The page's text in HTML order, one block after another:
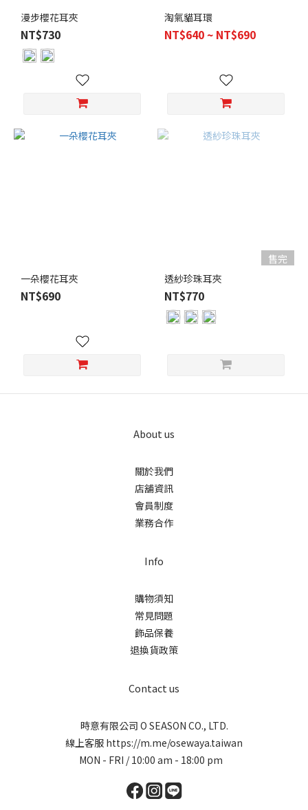
漫步櫻花耳夾
NT$730
淘氣貓耳環
NT$640 ~ NT$690
一朵櫻花耳夾
NT$690
售完
透紗珍珠耳夾
NT$770
About us
關於我們
店舖資訊
會員制度
業務合作
Info
購物須知
常見問題
飾品保養
退換貨政策
Contact us
時意有限公司 O SEASON CO., LTD.
線上客服 https://m.me/osewaya.taiwan
MON - FRI / 10:00 am - 18:00 pm